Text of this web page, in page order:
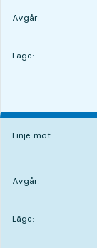
Avgår:
Läge:
LÄGE,
,
Linje mot:
Avgår:
Läge:
LÄGE,
,